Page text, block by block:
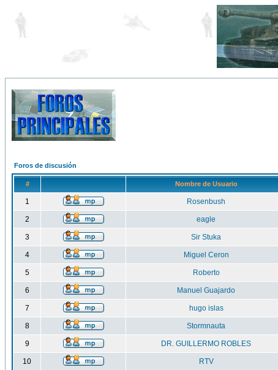
Foros de discusión
# Nombre de Usuario
1 Rosenbush
2 eagle
3 Sir Stuka
4 Miguel Ceron
5 Roberto
6 Manuel Guajardo
7 hugo islas
8 Stormnauta
9 DR. GUILLERMO ROBLES
10 RTV